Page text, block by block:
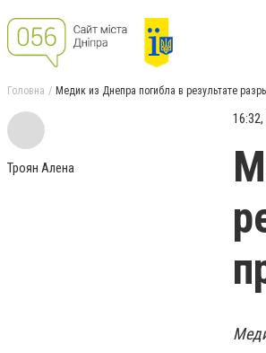
Головна Медик из Днепра погибла в результате
Троян Алена